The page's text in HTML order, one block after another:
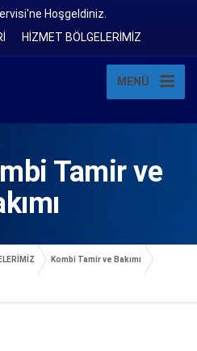
Hoşgeldiniz.
HİZMET BÖLGELERİMİZ
MENÜ
Tamir ve
Kombi Tamir ve Bakımı